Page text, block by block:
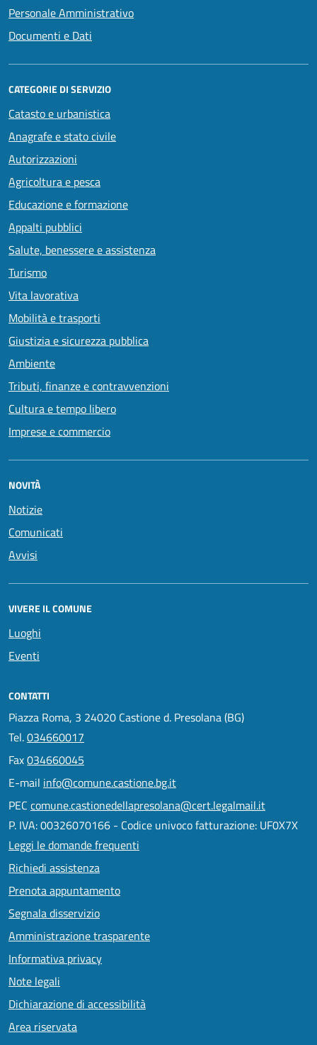
Personale Amministrativo
Documenti e Dati
CATEGORIE DI SERVIZIO
Catasto e urbanistica
Anagrafe e stato civile
Autorizzazioni
Agricoltura e pesca
Educazione e formazione
Appalti pubblici
Salute, benessere e assistenza
Turismo
Vita lavorativa
Mobilità e trasporti
Giustizia e sicurezza pubblica
Ambiente
Tributi, finanze e contravvenzioni
Cultura e tempo libero
Imprese e commercio
NOVITÀ
Notizie
Comunicati
Avvisi
VIVERE IL COMUNE
Luoghi
Eventi
CONTATTI
Piazza Roma, 3 24020 Castione d. Presolana (BG)
Tel.034660017
Fax034660045
E-mail info@comune.castione.bg.it
PEC comune.castionedellapresolana@cert.legalmail.it
P. IVA: 00326070166 - Codice univoco fatturazione: UF0X7X
Leggi le domande frequenti
Richiedi assistenza
Prenota appuntamento
Segnala disservizio
Amministrazione trasparente
Informativa privacy
Note legali
Dichiarazione di accessibilità
Area riservata